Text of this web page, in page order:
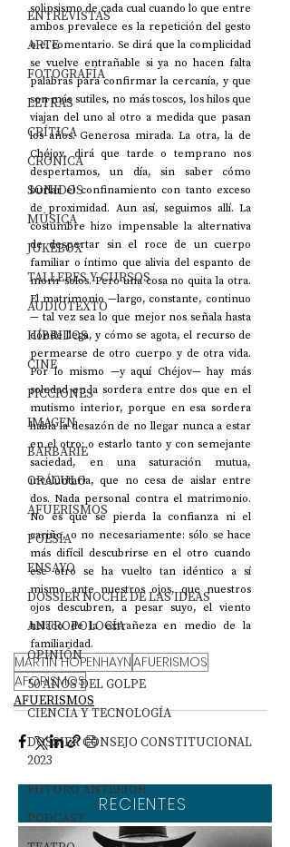
ENTREVISTAS
ARTE
FOTOGRAFÍA
LETRAS
CRÍTICA
CRÓNICA
SONIDOS
MÚSICA
JUKEBOX
TALLERES Y CURSOS
AUDIOTEXTO
HÍBRIDOS
CINE
FICCIONES
IMAGEN
BARBARIE
ORÁCULO
AFUERISMOS
POESÍA
ENSAYO
DOSSIER NOCHE DE LAS IDEAS
ANTROPOLOGÍA
OPINIÓN
50 AÑOS DEL GOLPE
CIENCIA Y TECNOLOGÍA
DOSSIER CONSEJO CONSTITUCIONAL
2023
FUTURO ANTERIOR
PODCAST
solipsismo de cada cual cuando lo que entre
ambos prevalece es la repetición del gesto
o el comentario. Se dirá que la complicidad
se vuelve entrañable si ya no hacen falta
palabras para confirmar la cercanía, y que
son más sutiles, no más toscos, los hilos que
viajan del uno al otro a medida que pasan
los años. Generosa mirada. La otra, la de
Chéjov, dirá que tarde o temprano nos
despertamos, un día, sin saber cómo
burlar el confinamiento con tanto exceso
de proximidad. Aun así, seguimos allí. La
costumbre hizo impensable la alternativa
de despertar sin el roce de un cuerpo
familiar o íntimo que alivia del espanto de
morir solos. Pero una cosa no quita la otra.
El matrimonio —largo, constante, continuo
— tal vez sea lo que mejor nos señala hasta
dónde llega, y cómo se agota, el recurso de
permearse de otro cuerpo y de otra vida.
Por lo mismo —y aquí Chéjov— hay más
soledad en la sordera entre dos que en el
mutismo interior, porque en esa sordera
habla la desazón de no llegar nunca a estar
en el otro; o estarlo tanto y con semejante
saciedad, en una saturación mutua,
involuntaria, que no cesa de aislar entre
dos. Nada personal contra el matrimonio.
No es que se pierda la confianza ni el
cariño, o no necesariamente: sólo se hace
más difícil descubrirse en el otro cuando
ese otro se ha vuelto tan idéntico a sí
mismo ante nuestros ojos, que nuestros
ojos descubren, a pesar suyo, el viento
helado de la extrañeza en medio de la
familiaridad.
MARTÍN HOPENHAYNAFUERISMOS
AFORISMOS
AFUERISMOS
RECIENTES